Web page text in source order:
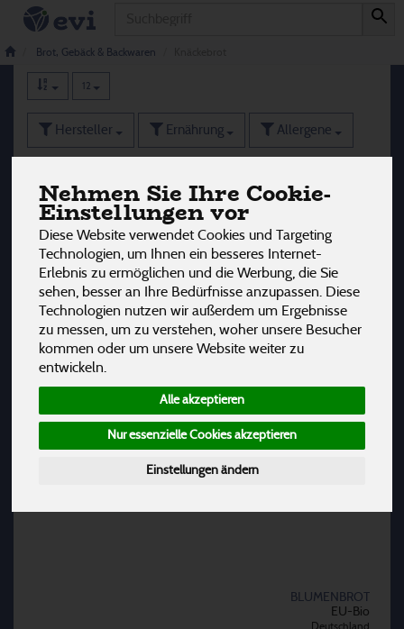
Nehmen Sie Ihre Cookie-
Einstellungen vor
Diese Website verwendet Cookies und Targeting
Technologien, um Ihnen ein besseres Internet-
Erlebnis zu ermöglichen und die Werbung, die Sie
sehen, besser an Ihre Bedürfnisse anzupassen. Diese
Technologien nutzen wir außerdem um Ergebnisse
zu messen, um zu verstehen, woher unsere Besucher
kommen oder um unsere Website weiter zu
entwickeln.
Alle akzeptieren
Nur essenzielle Cookies akzeptieren
Einstellungen ändern
Brot, Gebäck & Backwaren
Knäckebrot
12
Hersteller Ernährung Allergene
BLUMENBROT
EU-Bio
Deutschland